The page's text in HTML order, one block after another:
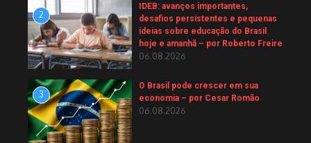
2
IDEB: avanços importantes,
desafios persistentes e pequenas
ideias sobre educação do Brasil
hoje e amanhã – por Roberto Freire
06.08.2026
3
O Brasil pode crescer em sua
economia – por Cesar Romão
06.08.2026